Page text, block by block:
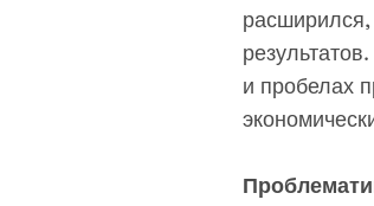
расширился,
и пробелах